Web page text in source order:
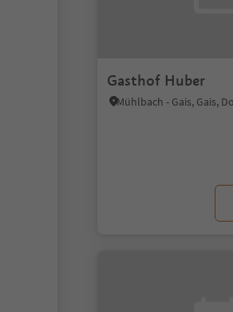
Gasthof Huber